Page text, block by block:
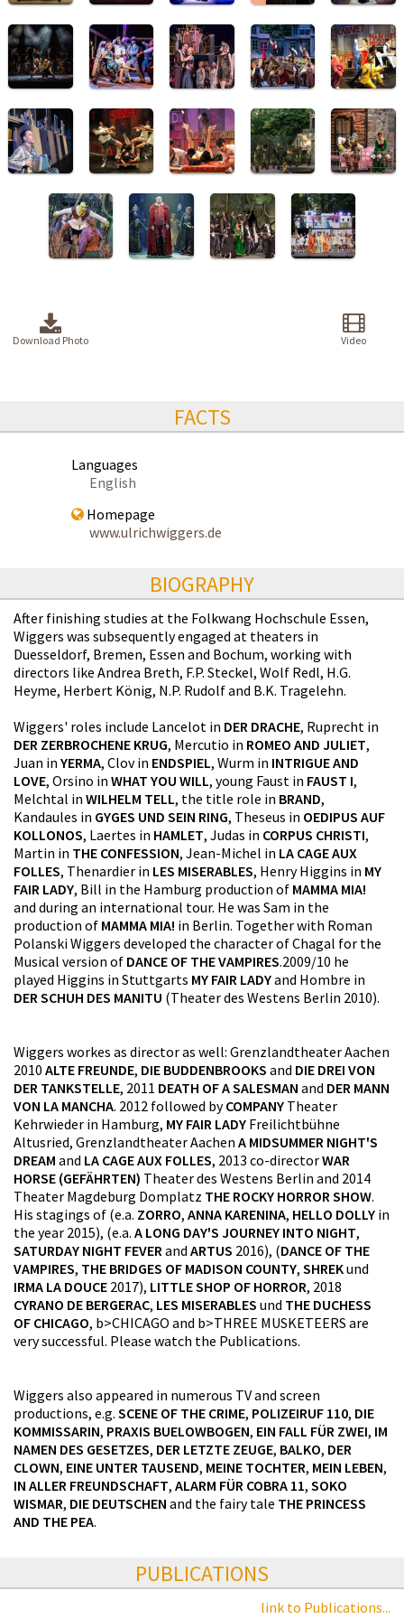
Download Photo Video
FACTS
Languages
English
Homepage
www.ulrichwiggers.de
BIOGRAPHY
After finishing studies at the Folkwang Hochschule Essen,
Wiggers was subsequently engaged at theaters in
Duesseldorf, Bremen, Essen and Bochum, working with
directors like Andrea Breth, F.P. Steckel, Wolf Redl, H.G.
Heyme, Herbert König, N.P. Rudolf and B.K. Tragelehn.
Wiggers' roles include Lancelot in DER DRACHE, Ruprecht in
DER ZERBROCHENE KRUG, Mercutio in ROMEO AND JULIET,
Juan in YERMA, Clov in ENDSPIEL, Wurm in INTRIGUE AND
LOVE, Orsino in WHAT YOU WILL, young Faust in FAUST I,
Melchtal in WILHELM TELL, the title role in BRAND,
Kandaules in GYGES UND SEIN RING, Theseus in OEDIPUS AUF
KOLLONOS, Laertes in HAMLET, Judas in CORPUS CHRISTI,
Martin in THE CONFESSION, Jean-Michel in LA CAGE AUX
FOLLES, Thenardier in LES MISERABLES, Henry Higgins in MY
FAIR LADY, Bill in the Hamburg production of MAMMA MIA!
and during an international tour. He was Sam in the
production of MAMMA MIA! in Berlin. Together with Roman
Polanski Wiggers developed the character of Chagal for the
Musical version of DANCE OF THE VAMPIRES.2009/10 he
played Higgins in Stuttgarts MY FAIR LADYand Hombre in
DER SCHUH DES MANITU (Theater des Westens Berlin 2010).
Wiggers workes as director as well: Grenzlandtheater Aachen
2010 ALTE FREUNDE, DIE BUDDENBROOKS and DIE DREI VON
DER TANKSTELLE, 2011 DEATH OF A SALESMAN and DER MANN
VON LA MANCHA. 2012 followed byCOMPANY Theater
Kehrwieder in Hamburg, MY FAIR LADY Freilichtbühne
Altusried, Grenzlandtheater Aachen A MIDSUMMER NIGHT'S
DREAM and LA CAGE AUX FOLLES, 2013 co-directorWAR
HORSE (GEFÄHRTEN) Theater des Westens Berlin and 2014
Theater Magdeburg Domplatz THE ROCKY HORROR SHOW.
His stagings of (e.a. ZORRO, ANNA KARENINA, HELLO DOLLY in
the year 2015), (e.a. A LONG DAY'S JOURNEY INTO NIGHT,
SATURDAY NIGHT FEVER and ARTUS 2016), (DANCE OF THE
VAMPIRES, THE BRIDGES OF MADISON COUNTY, SHREKund
IRMA LA DOUCE 2017), LITTLE SHOP OF HORROR, 2018
CYRANO DE BERGERAC, LES MISERABLES und THE DUCHESS
OF CHICAGO, b>CHICAGO and b>THREE MUSKETEERS are
very successful. Please watch the Publications.
Wiggers also appeared in numerous TV and screen
productions, e.g. SCENE OF THE CRIME, POLIZEIRUF 110, DIE
KOMMISSARIN, PRAXIS BUELOWBOGEN, EIN FALL FÜR ZWEI, IM
NAMEN DES GESETZES, DER LETZTE ZEUGE, BALKO, DER
CLOWN, EINE UNTER TAUSEND, MEINE TOCHTER, MEIN LEBEN,
IN ALLER FREUNDSCHAFT, ALARM FÜR COBRA 11, SOKO
WISMAR, DIE DEUTSCHEN and the fairy tale THE PRINCESS
AND THE PEA.
PUBLICATIONS
link to Publications...